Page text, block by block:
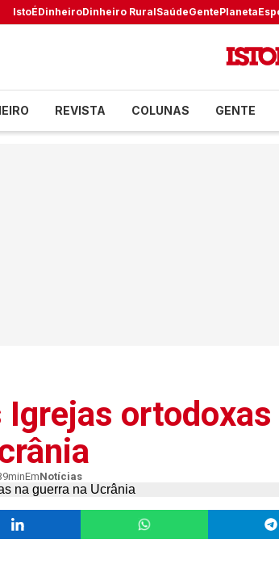
IstoÉDinheiroDinheiro RuralSaúdeGentePlaneta
REVISTA COLUNAS GENTE
Igrejas ortodoxas
EmNotícias